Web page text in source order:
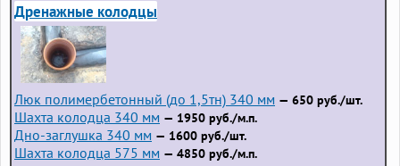
Дренажные колодцы
Люк полимербетонный (до 1,5тн) 340 мм — 650 руб./шт.
Шахта колодца 340 мм — 1950 руб./м.п.
Дно-заглушка 340 мм — 1600 руб./шт.
Шахта колодца 575 мм — 4850 руб./м.п.